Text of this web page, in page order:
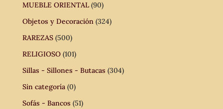
MUEBLE ORIENTAL (90)
Objetos y Decoración (324)
RAREZAS (500)
RELIGIOSO (101)
Sillas - Sillones - Butacas (304)
Sin categoría (0)
Sofás - Bancos (51)